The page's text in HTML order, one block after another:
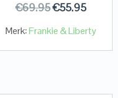
€69.95€55.95
Merk:Frankie & Liberty